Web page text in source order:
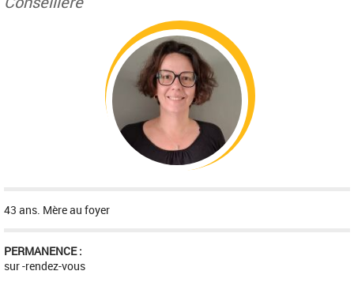
43 ans. Mère au foyer
PERMANENCE :
sur -rendez-vous